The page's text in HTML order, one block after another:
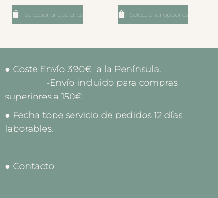
Seleccionar opciones Seleccionar opciones
● Coste Envío 3.90€ a la Península.
-Envío incluido para compras
superiores a 150€.
● Fecha tope servicio de pedidos 12 días
laborables.
● Contacto